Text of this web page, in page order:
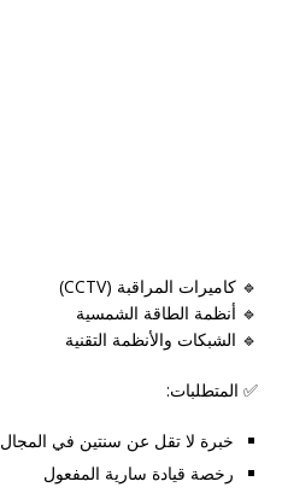
🔹 كاميرات المراقبة (CCTV)
🔹 أنظمة الطاقة الشمسية
🔹 الشبكات والأنظمة التقنية
✅ المتطلبات:
خبرة لا تقل عن سنتين في المجال
رخصة قيادة سارية المفعول